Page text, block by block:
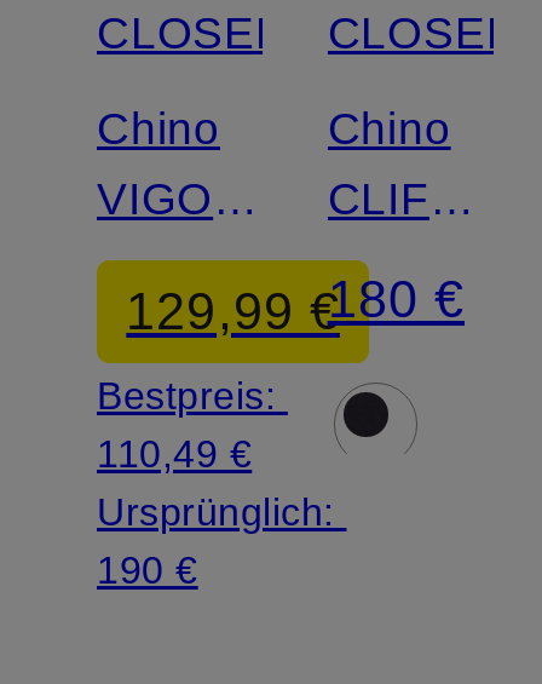
Zertifiziert
CLOSED
Chino
VIGO
Regular
Fit129,99 €
Bestpreis:
110,49 €
Ursprünglich:
190 €
CLOSED
Chino
CLIFTON
TRUE
Regular
Fit
180 €